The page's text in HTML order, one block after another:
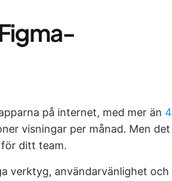
på internet, med mer än 4
visningar per månad. Men det
ditt team.
verktyg, användarvänlighet och